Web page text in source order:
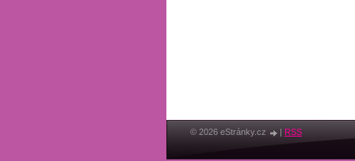
© 2026 eStránky.cz RSS